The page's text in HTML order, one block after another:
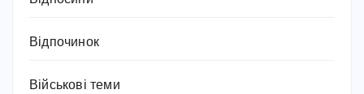
Відпочинок
Військові теми